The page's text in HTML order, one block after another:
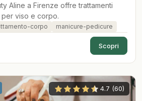
Aline a Firenze offre trattamenti
viso e corpo.
corpo manicure-pedicure
Scopri
4.7 (60)